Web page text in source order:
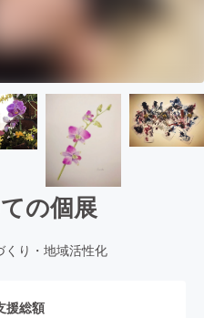
の個展
くり・地域活性化
援総額